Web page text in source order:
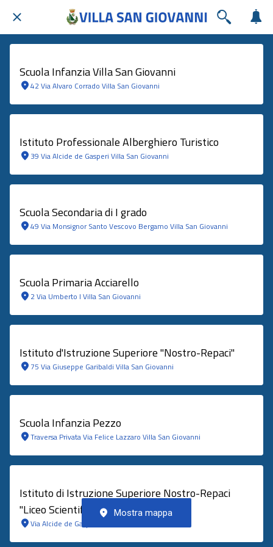
Scuola Infanzia Villa San Giovanni
42 Via Alvaro Corrado Villa San Giovanni
Istituto Professionale Alberghiero Turistico
39 Via Alcide de Gasperi Villa San Giovanni
Scuola Secondaria di I grado
49 Via Monsignor Santo Vescovo Bergamo Villa San Giovanni
Scuola Primaria Acciarello
2 Via Umberto I Villa San Giovanni
Istituto d'Istruzione Superiore "Nostro-Repaci"
75 Via Giuseppe Garibaldi Villa San Giovanni
Scuola Infanzia Pezzo
Traversa Privata Via Felice Lazzaro Villa San Giovanni
Istituto di Istruzione Superiore Nostro-Repaci
"Liceo Scientifico"
Via Alcide de Gasperi Villa San Giovanni
Mostra mappa